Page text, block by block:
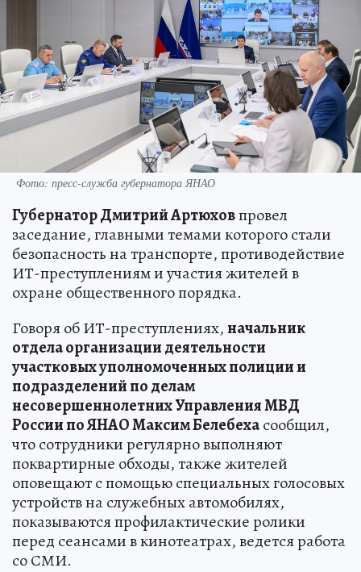
Фото: пресс-служба губернатора ЯНАО
Губернатор Дмитрий Артюховпровел
заседание, главными темами которого стали
безопасность на транспорте, противодействие
ИТ-преступлениям и участия жителей в
охране общественного порядка.
Говоря об ИТ-преступлениях,начальник
отдела организации деятельности
участковых уполномоченных полиции и
подразделений по делам
несовершеннолетних Управления МВД
России по ЯНАО Максим Белебехасообщил,
что сотрудники регулярно выполняют
поквартирные обходы, также жителей
оповещают с помощью специальных голосовых
устройств на служебных автомобилях,
показываются профилактические ролики
перед сеансами в кинотеатрах, ведется работа
со СМИ.